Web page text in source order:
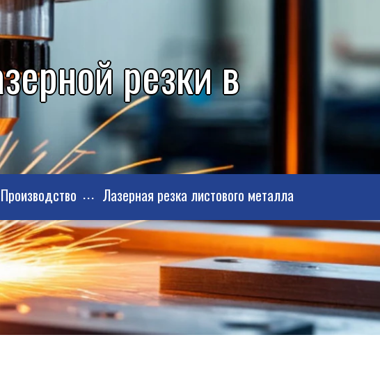
резки в
Производство Лазерная резка листового металла